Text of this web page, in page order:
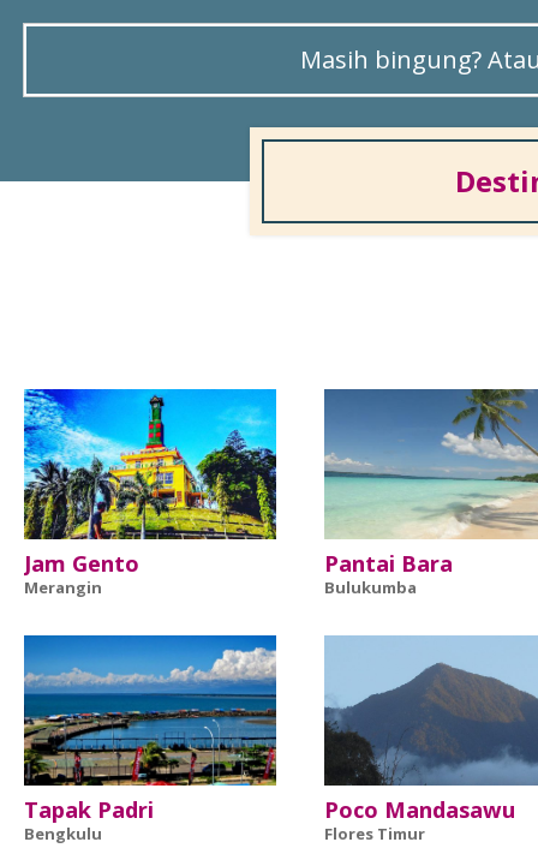
Masih bingung?
Jam Gento
Merangin
Pantai Bara
Bulukumba
Tapak Padri
Bengkulu
Poco Mandasawu
Flores Timur